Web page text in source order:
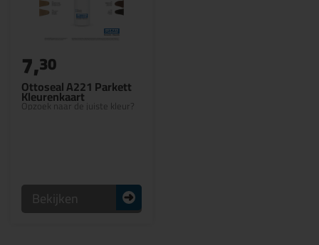
Ottoseal A221 Parkett
Kleurenkaart
Opzoek naar de juiste kleur?
7,30
Bekijken